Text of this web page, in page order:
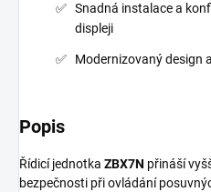
Snadná instalace a
displeji
Modernizovaný design
Popis
Řídicí jednotka ZBX7N přináší
bezpečnosti při ovládání